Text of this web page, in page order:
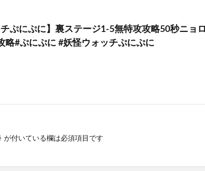
チぷにぷに】裏ステージ1-5無特攻攻略50秒ニョロ
略#ぷにぷに #妖怪ウォッチぷにぷに
が付いている欄は必須項目です